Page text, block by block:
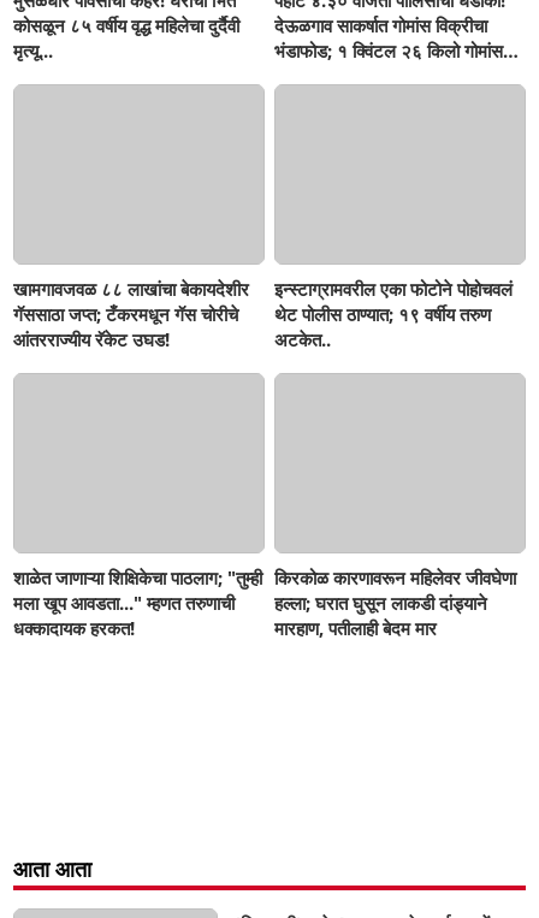
कोसळून ८५ वर्षीय वृद्ध महिलेचा दुर्दैवी
मृत्यू...
देऊळगाव साकर्षात गोमांस विक्रीचा
भंडाफोड; १ क्विंटल २६ किलो गोमांस
खामगावजवळ ८८ लाखांचा बेकायदेशीर
गॅससाठा जप्त; टँकरमधून गॅस चोरीचे
आंतरराज्यीय रॅकेट उघड!
इन्स्टाग्रामवरील एका फोटोने पोहोचवलं
थेट पोलीस ठाण्यात; १९ वर्षीय तरुण
अटकेत..
शाळेत जाणाऱ्या शिक्षिकेचा पाठलाग; "तुम्ही
मला खूप आवडता..." म्हणत तरुणाची
धक्कादायक हरकत!
किरकोळ कारणावरून महिलेवर जीवघेणा
हल्ला; घरात घुसून लाकडी दांड्याने
मारहाण, पतीलाही बेदम मार
आता आता